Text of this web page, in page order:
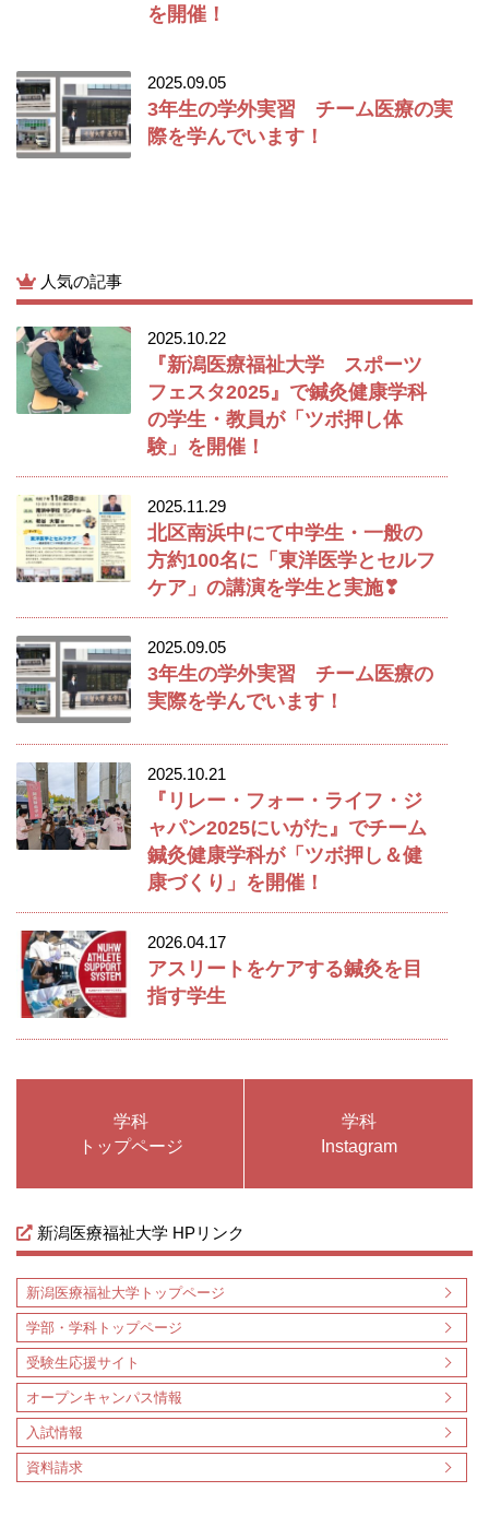
を開催！
2025.09.05
3年生の学外実習 チーム医療の実
際を学んでいます！
人気の記事
2025.10.22
『新潟医療福祉大学 スポーツ
フェスタ2025』で鍼灸健康学科
の学生・教員が「ツボ押し体
験」を開催！
2025.11.29
北区南浜中にて中学生・一般の
方約100名に「東洋医学とセルフ
ケア」の講演を学生と実施❣
2025.09.05
3年生の学外実習 チーム医療の
実際を学んでいます！
2025.10.21
『リレー・フォー・ライフ・ジ
ャパン2025にいがた』でチーム
鍼灸健康学科が「ツボ押し＆健
康づくり」を開催！
2026.04.17
アスリートをケアする鍼灸を目
指す学生
学科
トップページ
学科
Instagram
新潟医療福祉大学 HPリンク
新潟医療福祉大学トップページ
学部・学科トップページ
受験生応援サイト
オープンキャンパス情報
入試情報
資料請求